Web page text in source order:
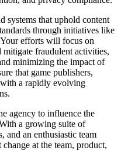
systems that uphold content
through initiatives like
efforts will focus on
mitigate fraudulent activities,
minimizing the impact of
that game publishers,
a rapidly evolving
agency to influence the
a growing suite of
and an enthusiastic team
at the team, product,